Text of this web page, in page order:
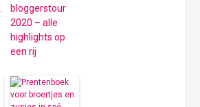
bloggerstour
2020 – alle
highlights op
een rij